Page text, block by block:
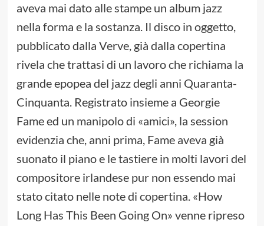
aveva mai dato alle stampe un album jazz
nella forma e la sostanza. Il disco in oggetto,
pubblicato dalla Verve, già dalla copertina
rivela che trattasi di un lavoro che richiama la
grande epopea del jazz degli anni Quaranta-
Cinquanta. Registrato insieme a Georgie
Fame ed un manipolo di «amici», la session
evidenzia che, anni prima, Fame aveva già
suonato il piano e le tastiere in molti lavori del
compositore irlandese pur non essendo mai
stato citato nelle note di copertina. «How
Long Has This Been Going On» venne ripreso